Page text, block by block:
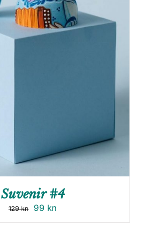
Suvenir #4
129kn 99 kn